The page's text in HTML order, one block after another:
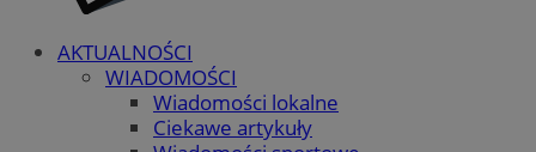
AKTUALNOŚCI
WIADOMOŚCI
Wiadomości lokalne
Ciekawe artykuły